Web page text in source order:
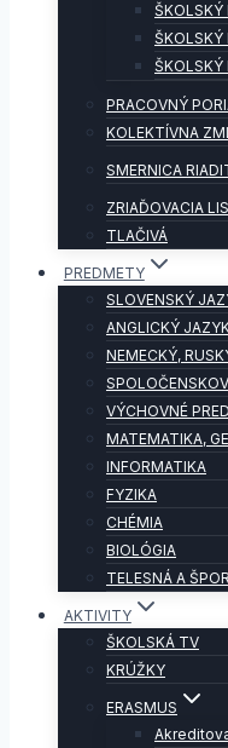
ŠKOLSKÝ
ŠKOLSKÝ
ŠKOLSKÝ
PRACOVNÝ
KOLEKTÍVNA
SMERNICA
ZRIAĎOVACIA
TLAČIVÁ
PREDMETY
SLOVENSKÝ
ANGLICKÝ
NEMECKÝ,
VÝCHOVNÉ
MATEMATIKA,
INFORMATIKA
FYZIKA
CHÉMIA
BIOLÓGIA
TELESNÁ A
AKTIVITY
ŠKOLSKÁ TV
KRÚŽKY
ERASMUS